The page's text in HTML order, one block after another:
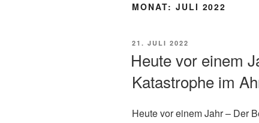
MONAT: JULI 2022
VERÖFFENTLICHT
21. JULI 2022
Heute vor einem
Katastrophe im
Heute vor einem Jahr – Der